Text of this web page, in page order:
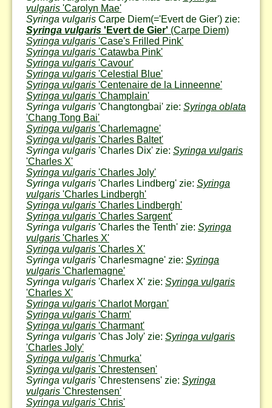
vulgaris 'Carolyn Mae'
Syringa vulgaris Carpe Diem(='Evert de Gier') zie:
Syringa vulgaris 'Evert de Gier' (Carpe Diem)
Syringa vulgaris 'Case's Frilled Pink'
Syringa vulgaris 'Catawba Pink'
Syringa vulgaris 'Cavour'
Syringa vulgaris 'Celestial Blue'
Syringa vulgaris 'Centenaire de la Linneenne'
Syringa vulgaris 'Champlain'
Syringa vulgaris 'Changtongbai' zie: Syringa oblata
'Chang Tong Bai'
Syringa vulgaris 'Charlemagne'
Syringa vulgaris 'Charles Baltet'
Syringa vulgaris 'Charles Dix' zie: Syringa vulgaris
'Charles X'
Syringa vulgaris 'Charles Joly'
Syringa vulgaris 'Charles Lindberg' zie: Syringa
vulgaris 'Charles Lindbergh'
Syringa vulgaris 'Charles Lindbergh'
Syringa vulgaris 'Charles Sargent'
Syringa vulgaris 'Charles the Tenth' zie: Syringa
vulgaris 'Charles X'
Syringa vulgaris 'Charles X'
Syringa vulgaris 'Charlesmagne' zie: Syringa
vulgaris 'Charlemagne'
Syringa vulgaris 'Charlex X' zie: Syringa vulgaris
'Charles X'
Syringa vulgaris 'Charlot Morgan'
Syringa vulgaris 'Charm'
Syringa vulgaris 'Charmant'
Syringa vulgaris 'Chas Joly' zie: Syringa vulgaris
'Charles Joly'
Syringa vulgaris 'Chmurka'
Syringa vulgaris 'Chrestensen'
Syringa vulgaris 'Chrestensens' zie: Syringa
vulgaris 'Chrestensen'
Syringa vulgaris 'Chris'